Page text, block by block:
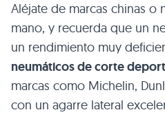
Aléjate de marcas chinas o
mano, y recuerda que un
un rendimiento muy
neumáticos de corte
marcas como Michelin,
con un agarre lateral